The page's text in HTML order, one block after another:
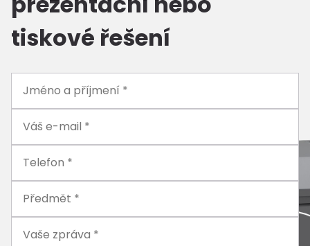
tiskové řešení